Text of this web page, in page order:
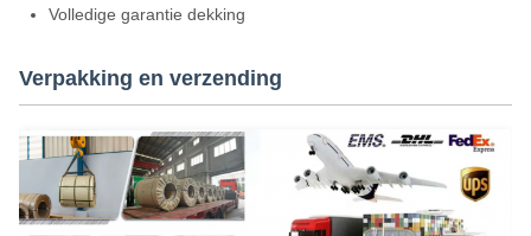
Volledige garantie dekking
Verpakking en verzending